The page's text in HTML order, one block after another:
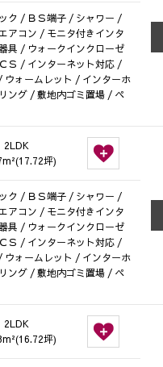
ク / ＢＳ端子 / シャワー /
アコン / モニタ付きインタ
具 / ウォークインクローゼ
Ｓ / インターネット対応 /
ォームレット / インターホ
ング / 敷地内ゴミ置場 / ペ
2LDK
坪)
ク / ＢＳ端子 / シャワー /
アコン / モニタ付きインタ
具 / ウォークインクローゼ
Ｓ / インターネット対応 /
ォームレット / インターホ
ング / 敷地内ゴミ置場 / ペ
2LDK
坪)